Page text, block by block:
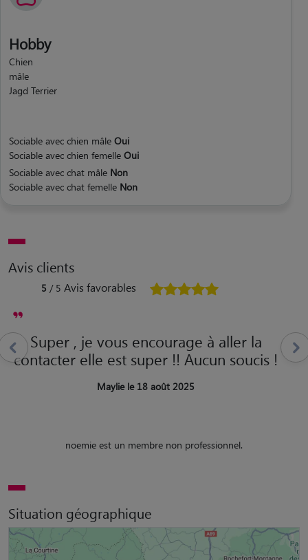
Hobby
Chien
mâle
Jagd Terrier
Sociable avec chien mâle Oui
Sociable avec chien femelle Oui
Sociable avec chat mâle Non
Sociable avec chat femelle Non
Avis clients
5 / 5 Avis favorables
Super , je vous encourage à aller la
contacter elle est super !! Aucun soucis !
Maylie le 18 août 2025
noemie est un membre non professionnel.
Situation géographique